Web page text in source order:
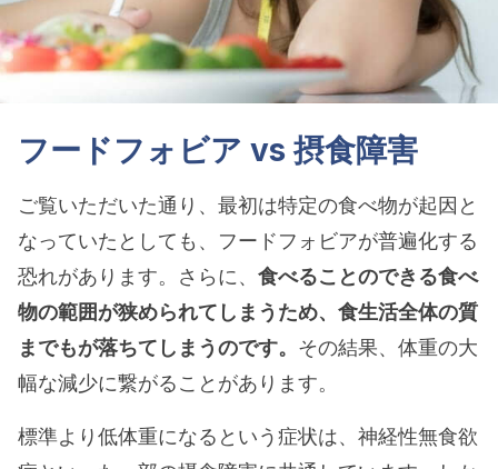
フードフォビア vs 摂食障害
ご覧いただいた通り、最初は特定の食べ物が起因と
なっていたとしても、フードフォビアが普遍化する
恐れがあります。さらに、 食べることのできる食べ
物の範囲が狭められてしまうため、食生活全体の質
までもが落ちてしまうのです。 その結果、体重の大
幅な減少に繋がることがあります。
標準より低体重になるという症状は、神経性無食欲